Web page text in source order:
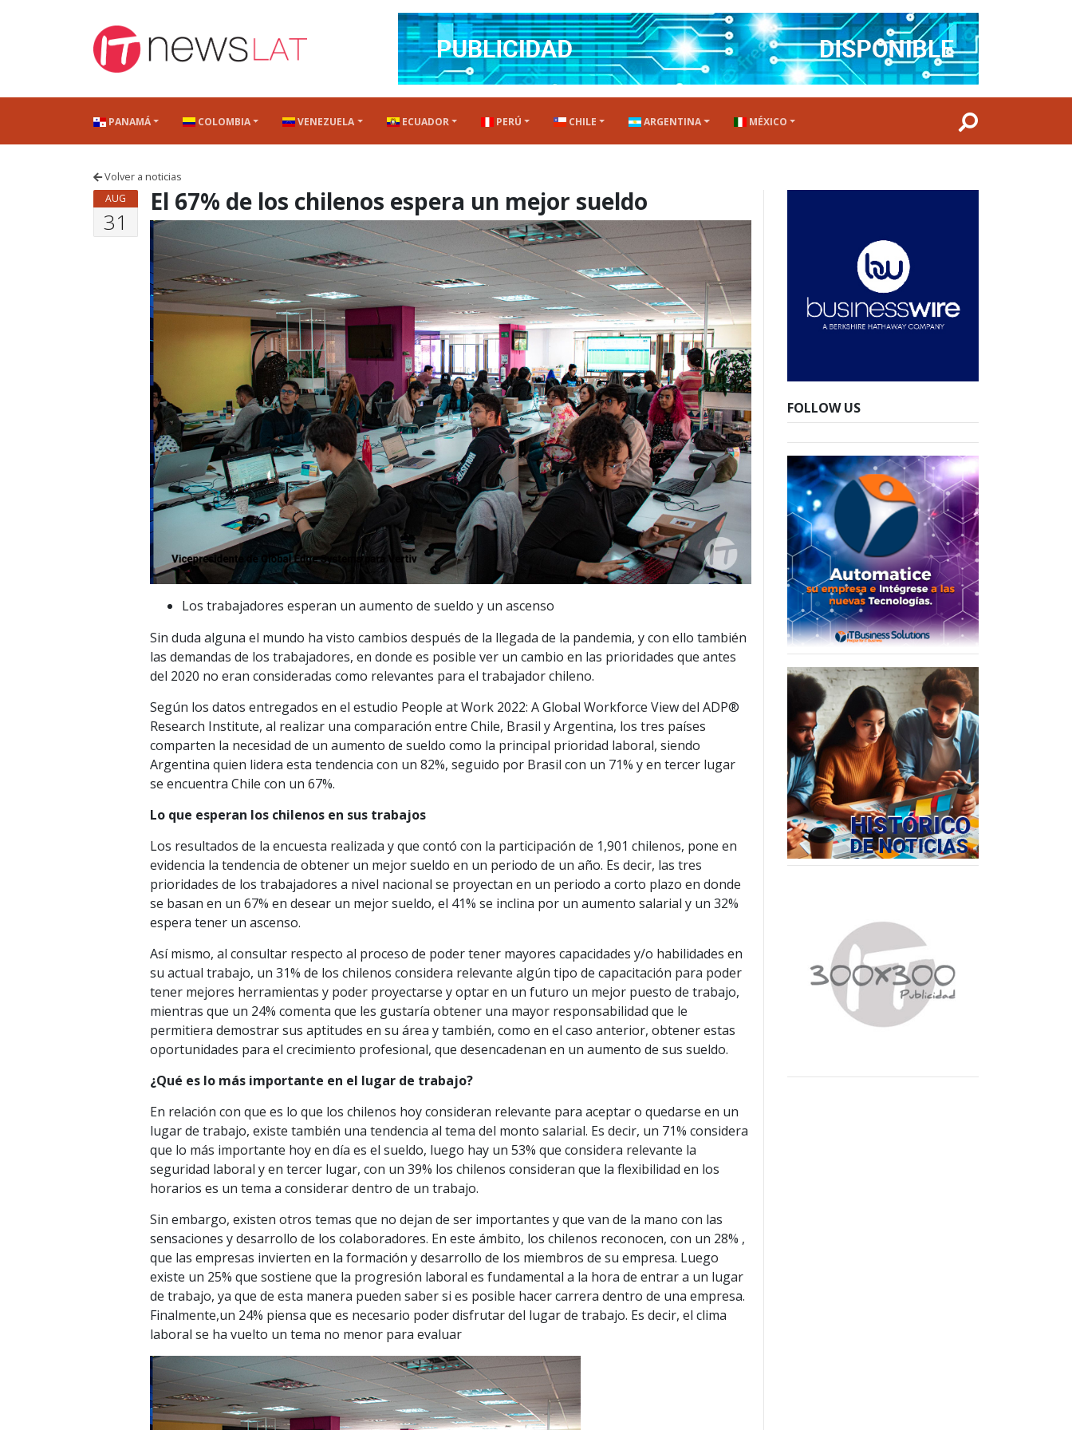
PANAMÁ COLOMBIA VENEZUELA ECUADOR PERÚ CHILE ARGENTINA MÉXICO
Volver a noticias
AUG
31
El 67% de los chilenos espera un mejor sueldo
Los trabajadores esperan un aumento de sueldo y un ascenso
Sin duda alguna el mundo ha visto cambios después de la llegada de la pandemia, y con ello también
las demandas de los trabajadores, en donde es posible ver un cambio en las prioridades que antes
del 2020 no eran consideradas como relevantes para el trabajador chileno.
Según los datos entregados en el estudio People at Work 2022: A Global Workforce View del ADP®
Research Institute, al realizar una comparación entre Chile, Brasil y Argentina, los tres países
comparten la necesidad de un aumento de sueldo como la principal prioridad laboral, siendo
Argentina quien lidera esta tendencia con un 82%, seguido por Brasil con un 71% y en tercer lugar
se encuentra Chile con un 67%.
Lo que esperan los chilenos en sus trabajos
Los resultados de la encuesta realizada y que contó con la participación de 1,901 chilenos, pone en
evidencia la tendencia de obtener un mejor sueldo en un periodo de un año. Es decir, las tres
prioridades de los trabajadores a nivel nacional se proyectan en un periodo a corto plazo en donde
se basan en un 67% en desear un mejor sueldo, el 41% se inclina por un aumento salarial y un 32%
espera tener un ascenso.
Así mismo, al consultar respecto al proceso de poder tener mayores capacidades y/o habilidades en
su actual trabajo, un 31% de los chilenos considera relevante algún tipo de capacitación para poder
tener mejores herramientas y poder proyectarse y optar en un futuro un mejor puesto de trabajo,
mientras que un 24% comenta que les gustaría obtener una mayor responsabilidad que le
permitiera demostrar sus aptitudes en su área y también, como en el caso anterior, obtener estas
oportunidades para el crecimiento profesional, que desencadenan en un aumento de sus sueldo.
¿Qué es lo más importante en el lugar de trabajo?
En relación con que es lo que los chilenos hoy consideran relevante para aceptar o quedarse en un
lugar de trabajo, existe también una tendencia al tema del monto salarial. Es decir, un 71% considera
que lo más importante hoy en día es el sueldo, luego hay un 53% que considera relevante la
seguridad laboral y en tercer lugar, con un 39% los chilenos consideran que la flexibilidad en los
horarios es un tema a considerar dentro de un trabajo.
Sin embargo, existen otros temas que no dejan de ser importantes y que van de la mano con las
sensaciones y desarrollo de los colaboradores. En este ámbito, los chilenos reconocen, con un 28% ,
que las empresas invierten en la formación y desarrollo de los miembros de su empresa. Luego
existe un 25% que sostiene que la progresión laboral es fundamental a la hora de entrar a un lugar
de trabajo, ya que de esta manera pueden saber si es posible hacer carrera dentro de una empresa.
Finalmente,un 24% piensa que es necesario poder disfrutar del lugar de trabajo. Es decir, el clima
laboral se ha vuelto un tema no menor para evaluar
FOLLOW US